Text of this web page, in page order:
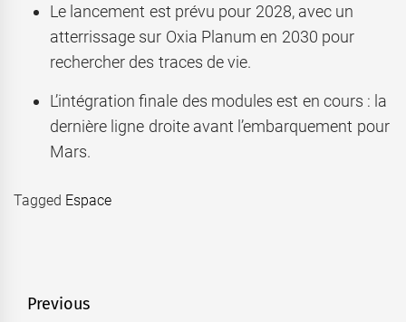
Le lancement est prévu pour 2028, avec un
atterrissage sur Oxia Planum en 2030 pour
rechercher des traces de vie.
L’intégration finale des modules est en cours : la
dernière ligne droite avant l’embarquement pour
Mars.
Tagged Espace
Navigation
Previous